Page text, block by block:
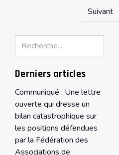
Suivant
Rechercher
Derniers articles
Communiqué : Une lettre
ouverte qui dresse un
bilan catastrophique sur
les positions défendues
par la Fédération des
Associations de